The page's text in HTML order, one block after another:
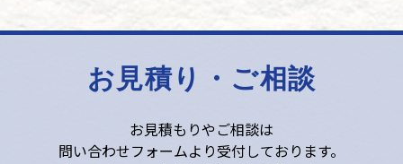
お見積り・ご相談
お見積もりやご相談は
問い合わせフォームより受付しております。